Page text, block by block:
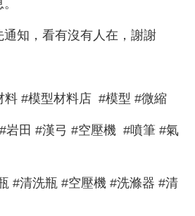
知，看有沒有人在，謝謝
料 #模型材料店 #模型 #微縮
岩田 #漢弓 #空壓機 #噴筆 #氣
#清洗瓶 #空壓機 #洗滌器 #清